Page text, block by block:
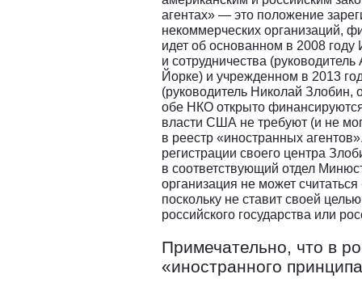
агентах» — это положение
некоммерческих организаций,
идет об основанном в 2008 году
и сотрудничества
Йорке) и учрежденном в 2013
(руководитель Николай
обе НКО открыто
власти США не требуют (и не
в реестр «иностранных
регистрации своего центра
в соответствующий отдел
организация не может
поскольку не ставит своей
российского государства или
Примечательно, что в
«иностранного